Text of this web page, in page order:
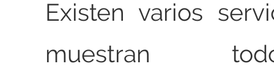
Existen varios
muestran